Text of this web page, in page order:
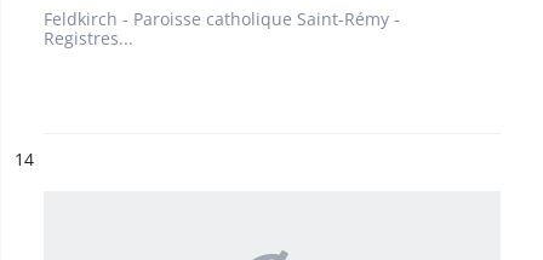
Feldkirch - Paroisse catholique Saint-Rémy -
Registres...
n°
14